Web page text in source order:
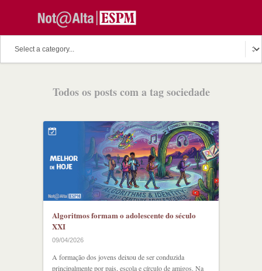
Todos os posts com a tag sociedade
Algoritmos formam o adolescente do século
XXI
09/04/2026
A formação dos jovens deixou de ser conduzida
principalmente por pais, escola e círculo de amigos. Na